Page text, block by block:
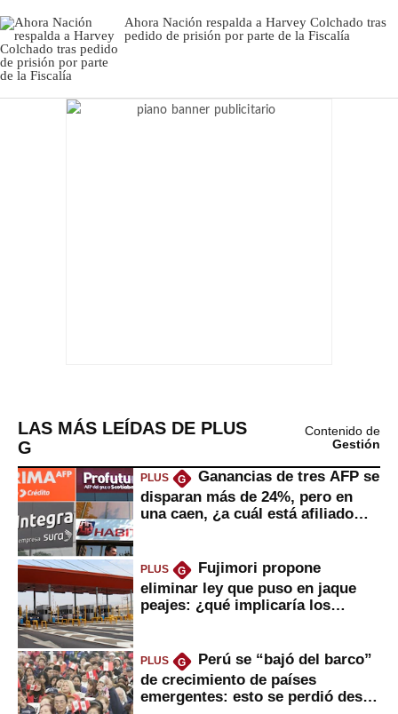
Ahora Nación respalda a Harvey Colchado tras
pedido de prisión por parte de la Fiscalía
LAS MÁS LEÍDAS DE PLUS
G
Contenido de
Gestión
PLUS G
Ganancias de tres AFP se
disparan más de 24%, pero en
una caen, ¿a cuál está afiliado
PLUS G
Fujimori propone
eliminar ley que puso en jaque
peajes: ¿qué implicaría los
PLUS G
Perú se “bajó del barco”
de crecimiento de países
emergentes: esto se perdió desde